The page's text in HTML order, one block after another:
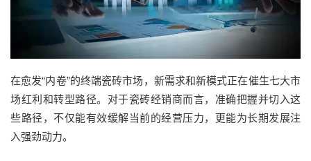
在愈发“内卷”的终端瓷砖市场，新需求和新模式正在催生七大市
场红利和转型路径。对于瓷砖经销商而言，准确把握并切入这
些路径，不仅能有效缓解当前的经营压力，更能为长期发展注
入强劲动力。